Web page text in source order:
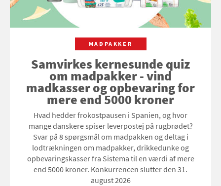
MADPAKKER
Samvirkes kernesunde quiz
om madpakker - vind
madkasser og opbevaring for
mere end 5000 kroner
Hvad hedder frokostpausen i Spanien, og hvor
mange danskere spiser leverpostej på rugbrødet?
Svar på 8 spørgsmål om madpakken og deltag i
lodtrækningen om madpakker, drikkedunke og
opbevaringskasser fra Sistema til en værdi af mere
end 5000 kroner. Konkurrencen slutter den 31.
august 2026